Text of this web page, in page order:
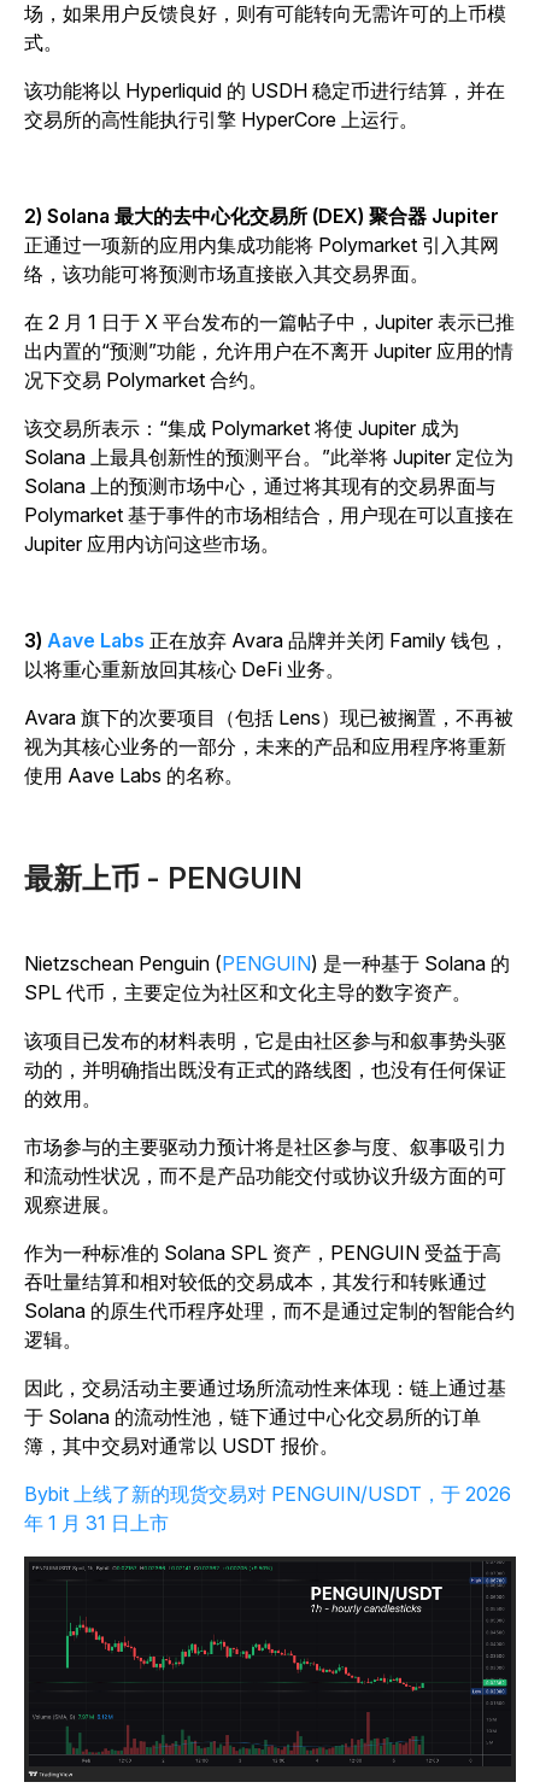
场，如果用户反馈良好，则有可能转向无需许可的上币模
式。
该功能将以 Hyperliquid 的 USDH 稳定币进行结算，并在
交易所的高性能执行引擎 HyperCore 上运行。
2) Solana 最大的去中心化交易所 (DEX) 聚合器 Jupiter
正通过一项新的应用内集成功能将 Polymarket 引入其网
络，该功能可将预测市场直接嵌入其交易界面。
在 2 月 1 日于 X 平台发布的一篇帖子中，Jupiter 表示已推
出内置的“预测”功能，允许用户在不离开 Jupiter 应用的情
况下交易 Polymarket 合约。
该交易所表示：“集成 Polymarket 将使 Jupiter 成为
Solana 上最具创新性的预测平台。”此举将 Jupiter 定位为
Solana 上的预测市场中心，通过将其现有的交易界面与
Polymarket 基于事件的市场相结合，用户现在可以直接在
Jupiter 应用内访问这些市场。
3) Aave Labs 正在放弃 Avara 品牌并关闭 Family 钱包，
以将重心重新放回其核心 DeFi 业务。
Avara 旗下的次要项目（包括 Lens）现已被搁置，不再被
视为其核心业务的一部分，未来的产品和应用程序将重新
使用 Aave Labs 的名称。
最新上币 - PENGUIN
Nietzschean Penguin (PENGUIN) 是一种基于 Solana 的
SPL 代币，主要定位为社区和文化主导的数字资产。
该项目已发布的材料表明，它是由社区参与和叙事势头驱
动的，并明确指出既没有正式的路线图，也没有任何保证
的效用。
市场参与的主要驱动力预计将是社区参与度、叙事吸引力
和流动性状况，而不是产品功能交付或协议升级方面的可
观察进展。
作为一种标准的 Solana SPL 资产，PENGUIN 受益于高
吞吐量结算和相对较低的交易成本，其发行和转账通过
Solana 的原生代币程序处理，而不是通过定制的智能合约
逻辑。
因此，交易活动主要通过场所流动性来体现：链上通过基
于 Solana 的流动性池，链下通过中心化交易所的订单
簿，其中交易对通常以 USDT 报价。
Bybit 上线了新的现货交易对 PENGUIN/USDT，于 2026
年 1 月 31 日上市